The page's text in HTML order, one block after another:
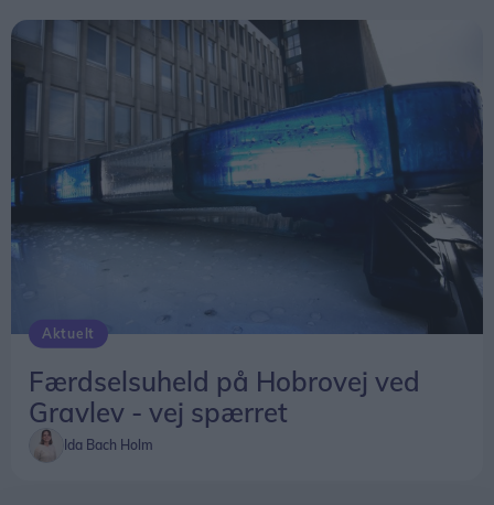
Aktuelt
Færdselsuheld på Hobrovej ved
Gravlev - vej spærret
Ida Bach Holm